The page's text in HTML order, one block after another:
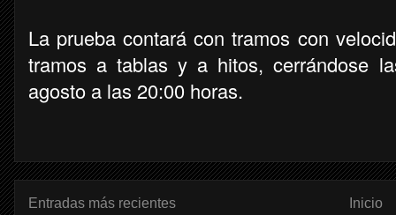
La prueba contará con tramos con
tramos a tablas y a hitos, cerrándose
agosto a las 20:00 horas.
Entradas más recientes Inicio